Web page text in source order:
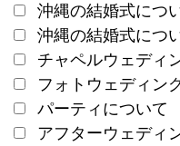
沖縄の結婚式につ
沖縄の結婚式につ
チャペルウェディ
フォトウェディン
パーティについて
アフターウェディ